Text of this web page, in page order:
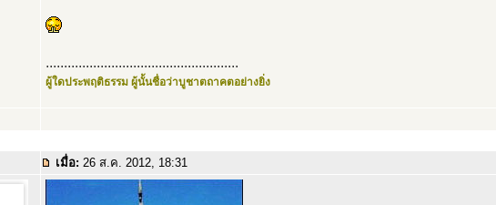
.....................................................
ผู้ใดประพฤติธรรม ผู้นั้นชื่อว่าบูชาตถาคตอย่างยิ่ง
เมื่อ: 26 ส.ค. 2012, 18:31